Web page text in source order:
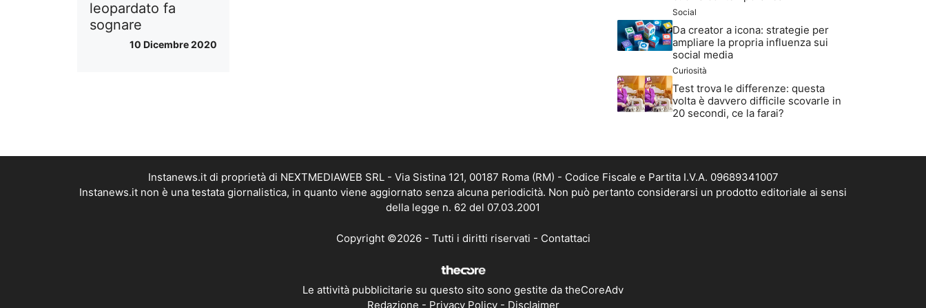
leopardato fa
sognare
10 Dicembre 2020
Social
Da creator a icona: strategie per
ampliare la propria influenza sui
social media
Curiosità
Test trova le differenze: questa
volta è davvero difficile scovarle in
20 secondi, ce la farai?
Instanews.it di proprietà di NEXTMEDIAWEB SRL - Via Sistina 121, 00187 Roma (RM) - Codice Fiscale e Partita I.V.A. 09689341007
Instanews.it non è una testata giornalistica, in quanto viene aggiornato senza alcuna periodicità. Non può pertanto considerarsi un prodotto editoriale ai sensi
della legge n. 62 del 07.03.2001
Copyright ©2026 - Tutti i diritti riservati - Contattaci
Le attività pubblicitarie su questo sito sono gestite da theCoreAdv
Redazione - Privacy Policy- Disclaimer